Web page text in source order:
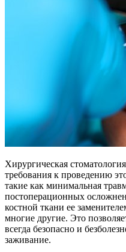
Хирургическая
требования к проведению
такие как минимальная
постоперационных
костной ткани ее
многие другие. Это
всегда безопасно и
заживание.